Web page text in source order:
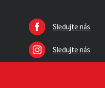
Sledujte nás
Sledujte nás